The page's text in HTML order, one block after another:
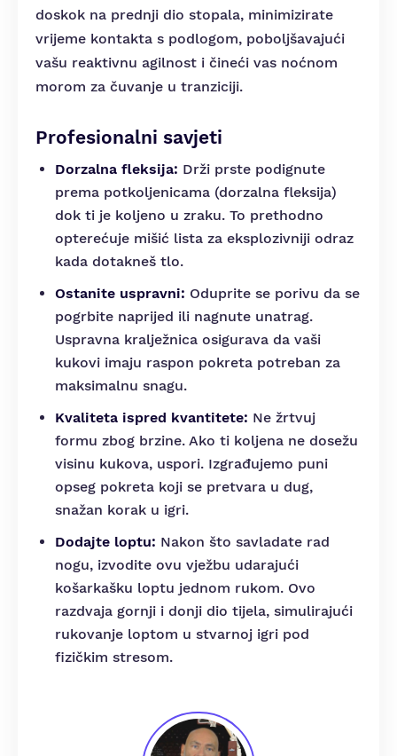
doskok na prednji dio stopala, minimizirate
vrijeme kontakta s podlogom, poboljšavajući
vašu reaktivnu agilnost i čineći vas noćnom
morom za čuvanje u tranziciji.
Profesionalni savjeti
Dorzalna fleksija: Drži prste podignute
prema potkoljenicama (dorzalna fleksija)
dok ti je koljeno u zraku. To prethodno
opterećuje mišić lista za eksplozivniji odraz
kada dotakneš tlo.
Ostanite uspravni: Oduprite se porivu da se
pogrbite naprijed ili nagnute unatrag.
Uspravna kralježnica osigurava da vaši
kukovi imaju raspon pokreta potreban za
maksimalnu snagu.
Kvaliteta ispred kvantitete: Ne žrtvuj
formu zbog brzine. Ako ti koljena ne dosežu
visinu kukova, uspori. Izgrađujemo puni
opseg pokreta koji se pretvara u dug,
snažan korak u igri.
Dodajte loptu: Nakon što savladate rad
nogu, izvodite ovu vježbu udarajući
košarkašku loptu jednom rukom. Ovo
razdvaja gornji i donji dio tijela, simulirajući
rukovanje loptom u stvarnoj igri pod
fizičkim stresom.